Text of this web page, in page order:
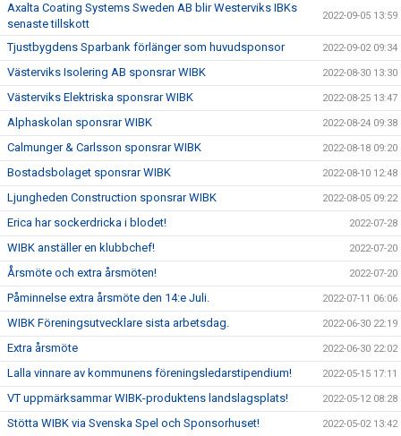
Axalta Coating Systems Sweden AB blir Westerviks IBKs
senaste tillskott
2022-09-05 13:59
Tjustbygdens Sparbank förlänger som huvudsponsor 2022-09-02 09:34
Västerviks Isolering AB sponsrar WIBK 2022-08-30 13:30
Västerviks Elektriska sponsrar WIBK 2022-08-25 13:47
Alphaskolan sponsrar WIBK 2022-08-24 09:38
Calmunger & Carlsson sponsrar WIBK 2022-08-18 09:20
Bostadsbolaget sponsrar WIBK 2022-08-10 12:48
Ljungheden Construction sponsrar WIBK 2022-08-05 09:22
Erica har sockerdricka i blodet! 2022-07-28
WIBK anställer en klubbchef! 2022-07-20
Årsmöte och extra årsmöten! 2022-07-20
Påminnelse extra årsmöte den 14:e Juli. 2022-07-11 06:06
WIBK Föreningsutvecklare sista arbetsdag. 2022-06-30 22:19
Extra årsmöte 2022-06-30 22:02
Lalla vinnare av kommunens föreningsledarstipendium! 2022-05-15 17:11
VT uppmärksammar WIBK-produktens landslagsplats! 2022-05-12 08:28
Stötta WIBK via Svenska Spel och Sponsorhuset! 2022-05-02 13:42